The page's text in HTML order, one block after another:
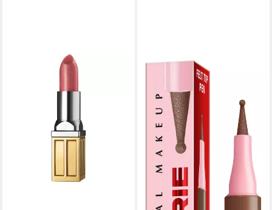
ELIZABETH ARDEN
Schöne Farbe
Bronze Berry
lieferbar in 4 Wochen